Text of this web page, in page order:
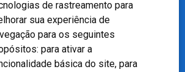
de rastreamento para
sua experiência de
para os seguintes
para ativar a
básica do site, para
- Teresópolis
250 - 3º andar - Teresópolis, Porto Alegre -